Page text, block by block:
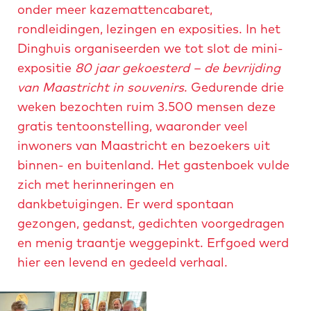
c
h
t
i
d
i
n
g
-
m
a
a
s
t
r
i
c
t
onder meer kazemattencabaret,
rondleidingen, lezingen en exposities. In het
Dinghuis organiseerden we tot slot de mini-
expositie 80 jaar gekoesterd – de bevrijding
van Maastricht in souvenirs. Gedurende drie
weken bezochten ruim 3.500 mensen deze
gratis tentoonstelling, waaronder veel
inwoners van Maastricht en bezoekers uit
binnen- en buitenland. Het gastenboek vulde
zich met herinneringen en
dankbetuigingen. Er werd spontaan
gezongen, gedanst, gedichten voorgedragen
en menig traantje weggepinkt. Erfgoed werd
hier een levend en gedeeld verhaal.